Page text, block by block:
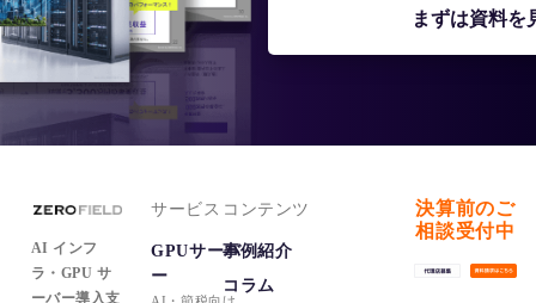
まずは資料を
AI インフ
ラ・GPU サ
ーバー導入支
サービス
GPUサーバ
ー
コンテンツ
事例紹介
コラム
決算前のご
相談受付中